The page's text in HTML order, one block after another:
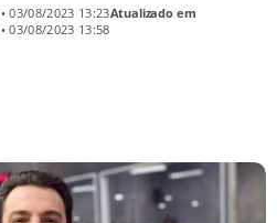
• 03/08/2023 13:23Atualizado em
• 03/08/2023 13:58